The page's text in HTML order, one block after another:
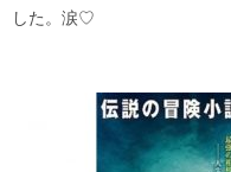
した。涙♡